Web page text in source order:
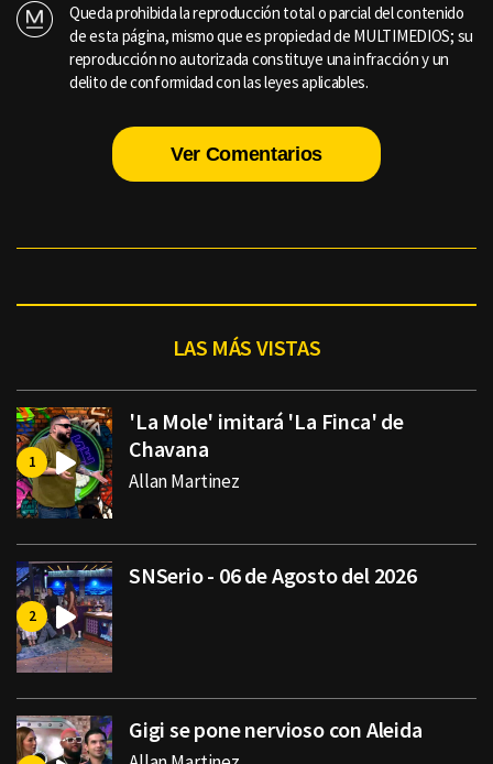
Queda prohibida la reproducción total o parcial del contenido
de esta página, mismo que es propiedad de MULTIMEDIOS; su
reproducción no autorizada constituye una infracción y un
delito de conformidad con las leyes aplicables.
Ver Comentarios
LAS MÁS VISTAS
'La Mole' imitará 'La Finca' de
Chavana
Allan Martinez
SNSerio - 06 de Agosto del 2026
Gigi se pone nervioso con Aleida